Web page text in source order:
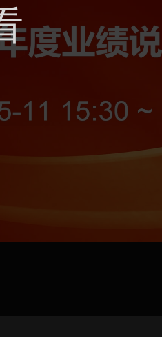
、.png、.gif格式圖片，大小不超過5MB。